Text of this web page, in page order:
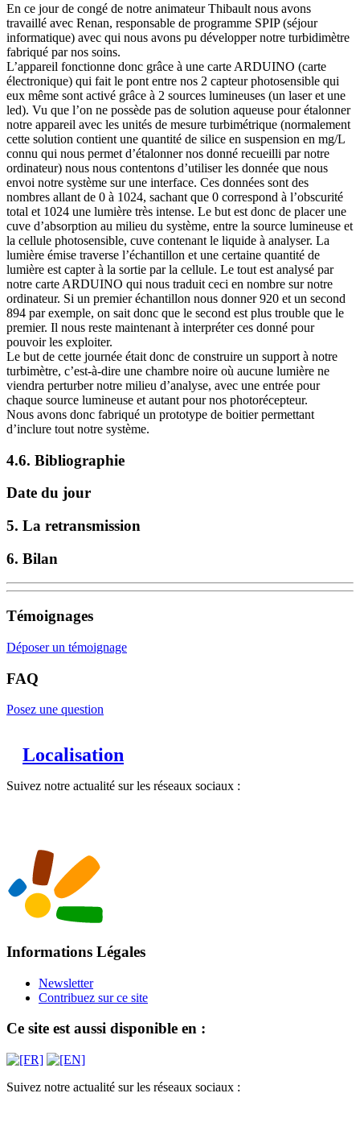
En ce jour de congé de notre animateur Thibault nous avons
travaillé avec Renan, responsable de programme SPIP (séjour
informatique) avec qui nous avons pu développer notre turbidimètre
fabriqué par nos soins.
L’appareil fonctionne donc grâce à une carte ARDUINO (carte
électronique) qui fait le pont entre nos 2 capteur photosensible qui
eux même sont activé grâce à 2 sources lumineuses (un laser et une
led). Vu que l’on ne possède pas de solution aqueuse pour étalonner
notre appareil avec les unités de mesure turbimétrique (normalement
cette solution contient une quantité de silice en suspension en mg/L
connu qui nous permet d’étalonner nos donné recueilli par notre
ordinateur) nous nous contentons d’utiliser les donnée que nous
envoi notre système sur une interface. Ces données sont des
nombres allant de 0 à 1024, sachant que 0 correspond à l’obscurité
total et 1024 une lumière très intense. Le but est donc de placer une
cuve d’absorption au milieu du système, entre la source lumineuse et
la cellule photosensible, cuve contenant le liquide à analyser. La
lumière émise traverse l’échantillon et une certaine quantité de
lumière est capter à la sortie par la cellule. Le tout est analysé par
notre carte ARDUINO qui nous traduit ceci en nombre sur notre
ordinateur. Si un premier échantillon nous donner 920 et un second
894 par exemple, on sait donc que le second est plus trouble que le
premier. Il nous reste maintenant à interpréter ces donné pour
pouvoir les exploiter.
Le but de cette journée était donc de construire un support à notre
turbimètre, c’est-à-dire une chambre noire où aucune lumière ne
viendra perturber notre milieu d’analyse, avec une entrée pour
chaque source lumineuse et autant pour nos photorécepteur.
Nous avons donc fabriqué un prototype de boitier permettant
d’inclure tout notre système.
4.6. Bibliographie
Date du jour
5. La retransmission
6. Bilan
Témoignages
Déposer un témoignage
FAQ
Posez une question
Localisation
Suivez notre actualité sur les réseaux sociaux :
Informations Légales
Newsletter
Contribuez sur ce site
Ce site est aussi disponible en :
Suivez notre actualité sur les réseaux sociaux :